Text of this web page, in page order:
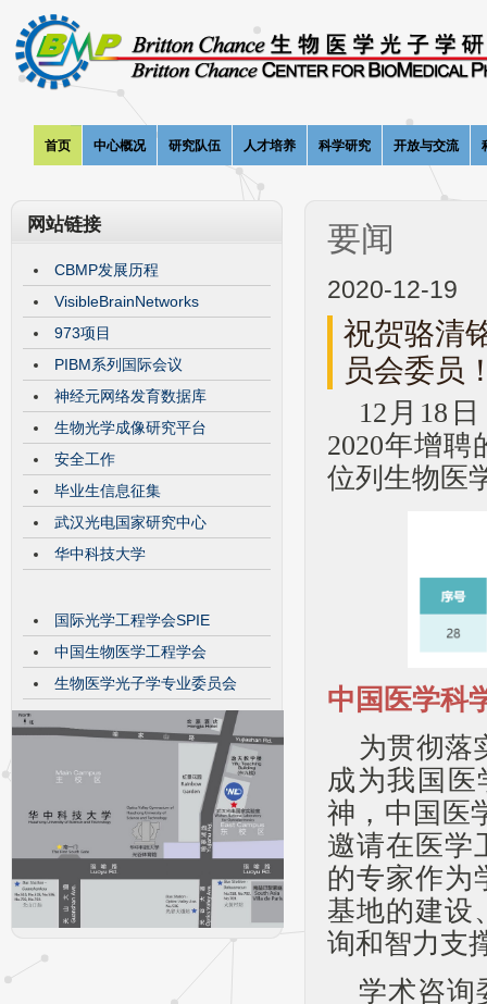
首页 中心概况 研究队伍 人才培养 科学研究 开放与交流
网站链接
CBMP发展历程
VisibleBrainNetworks
973项目
PIBM系列国际会议
神经元网络发育数据库
生物光学成像研究平台
安全工作
毕业生信息征集
武汉光电国家研究中心
华中科技大学
国际光学工程学会SPIE
中国生物医学工程学会
生物医学光子学专业委员会
要闻
2020-12-19
祝贺骆清
员会委员
12月18
2020年增
位列生物医
中国医学科
为贯彻落
成为我国
神，中国医
邀请在医学
的专家作为
基地的建设
询和智力支
学术咨询